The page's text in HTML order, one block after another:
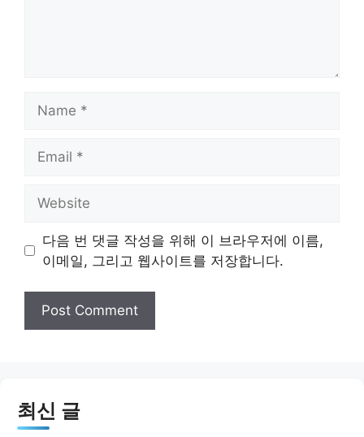
다음 번 댓글 작성을 위해 이 브라우저에 이름,
이메일, 그리고 웹사이트를 저장합니다.
최신 글